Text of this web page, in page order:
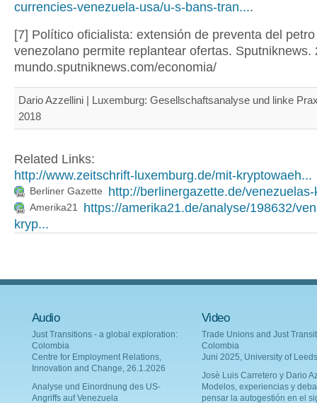
currencies-venezuela-usa/u-s-bans-tran....
[7] Político oficialista: extensión de preventa del petro
venezolano permite replantear ofertas. Sputniknews.
mundo.sputniknews.com/economia/
Dario Azzellini | Luxemburg: Gesellschaftsanalyse und linke
2018
Related Links:
http://www.zeitschrift-luxemburg.de/mit-kryptowaeh...
Berliner Gazette http://berlinergazette.de/
Amerika21
https://amerika21.de/analyse/198632/
kryp...
Audio
Just Transitions - a global exploration:
Colombia
Centre for Employment Relations,
Innovation and Change, 26.1.2026
Analyse und Einordnung des US-
Angriffs auf Venezuela
Video
Trade Unions and Just
Colombia
Juni 2025, University of Leeds
Josè Luis Carretero y Dario
Modelos, experiencias y
pensar la autogestión en el